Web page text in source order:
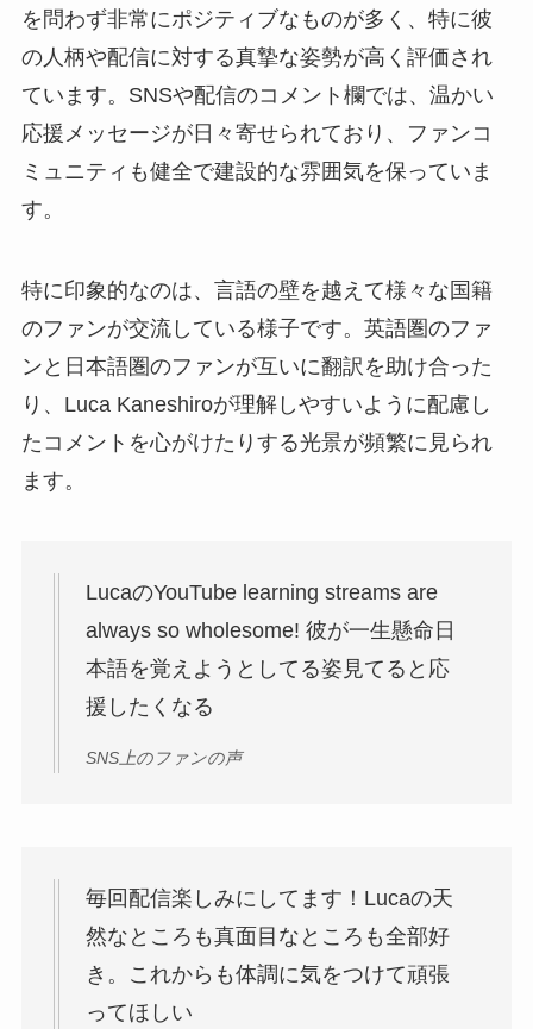
を問わず非常にポジティブなものが多く、特に彼
の人柄や配信に対する真摯な姿勢が高く評価され
ています。SNSや配信のコメント欄では、温かい
応援メッセージが日々寄せられており、ファンコ
ミュニティも健全で建設的な雰囲気を保っていま
す。
特に印象的なのは、言語の壁を越えて様々な国籍
のファンが交流している様子です。英語圏のファ
ンと日本語圏のファンが互いに翻訳を助け合った
り、Luca Kaneshiroが理解しやすいように配慮し
たコメントを心がけたりする光景が頻繁に見られ
ます。
LucaのYouTube learning streams are
always so wholesome! 彼が一生懸命日
本語を覚えようとしてる姿見てると応
援したくなる
SNS上のファンの声
毎回配信楽しみにしてます！Lucaの天
然なところも真面目なところも全部好
き。これからも体調に気をつけて頑張
ってほしい